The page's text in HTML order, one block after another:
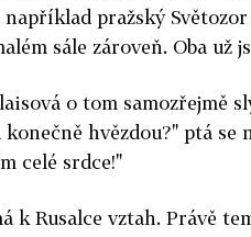
například pražský
sále zároveň. Oba už
o tom samozřejmě
konečně hvězdou?" ptá se
celé srdce!"
k Rusalce vztah. Právě